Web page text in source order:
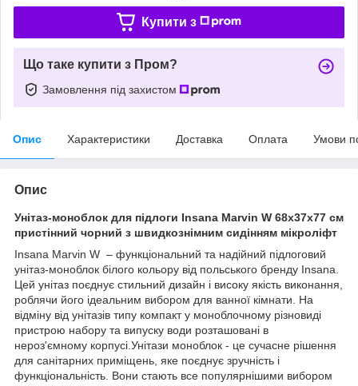
Купити з
Що таке купити з Пром?
Замовлення під захистом
Опис Характеристики Доставка Оплата Умови
Опис
Унітаз-моноблок для підлоги Insana Marvin W 68х37х77 см
пристінний чорний з швидкознімним сидінням мікроліфт
Insana Marvin W – функціональний та надійний підлоговий
унітаз-моноблок білого кольору від польського бренду Insana.
Цей унітаз поєднує стильний дизайн і високу якість виконання,
роблячи його ідеальним вибором для ванної кімнати. На
відміну від унітазів типу компакт у моноблочному різновиді
пристрою набору та випуску води розташовані в
нероз'ємному корпусі.Унітази моноблок - це сучасне рішення
для санітарних приміщень, яке поєднує зручність і
функціональність. Вони стають все популярнішими вибором